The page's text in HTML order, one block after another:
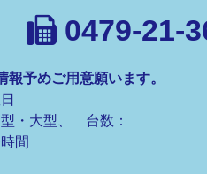
0479-21-
報予めご用意願います。
・大型、 台数：
間